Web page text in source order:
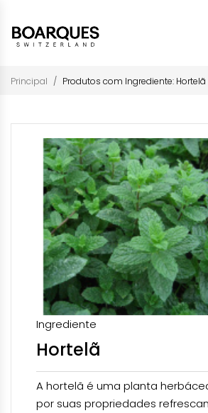
Principal Produtos com Ingrediente: Hortelã
Ingrediente
Hortelã
A hortelã é uma planta
por suas propriedades